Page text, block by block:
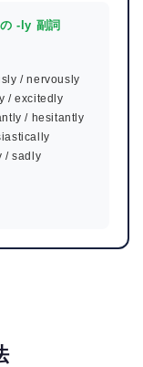
-ly 副詞
/ nervously
/ excitedly
/ hesitantly
/ sadly